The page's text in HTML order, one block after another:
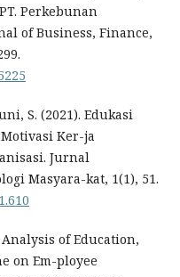
Perkebunan
of Business, Finance,
S. (2021). Edukasi
Ker-ja
Jurnal
Masyara-kat, 1(1), 51.
of Education,
on Em-ployee